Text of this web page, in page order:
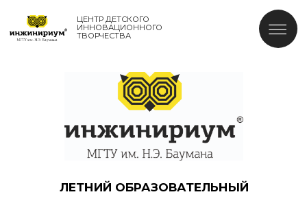
ИННОВАЦИОННОГО
ТВОРЧЕСТВА
ЛЕТНИЙ ОБРАЗОВАТЕЛЬНЫЙ